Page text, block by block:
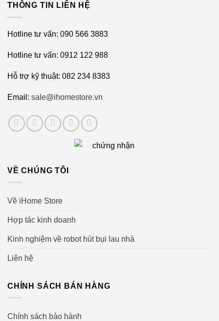
THÔNG TIN LIÊN HỆ
Hotline tư vấn: 090 566 3883
Hotline tư vấn: 0912 122 988
Hỗ trợ kỹ thuật: 082 234 8383
Email: sale@ihomestore.vn
VỀ CHÚNG TÔI
Về iHome Store
Hợp tác kinh doanh
Kinh nghiệm về robot hút bụi lau nhà
Liên hệ
CHÍNH SÁCH BÁN HÀNG
Chính sách bảo hành